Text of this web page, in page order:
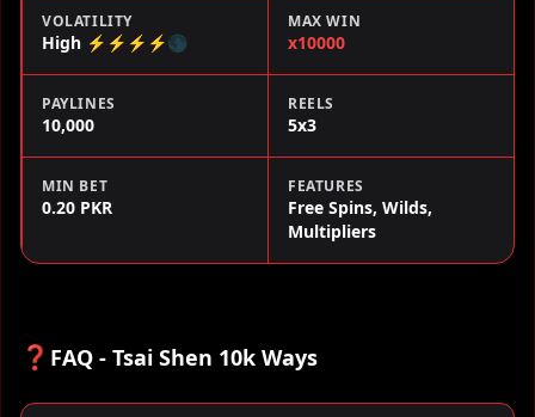
VOLATILITY
High ⚡⚡⚡⚡🌑
MAX WIN
x10000
PAYLINES
10,000
REELS
5x3
MIN BET
0.20 PKR
FEATURES
Free Spins, Wilds,
Multipliers
❓ FAQ - Tsai Shen 10k Ways